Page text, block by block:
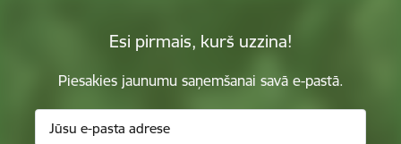
Esi pirmais, kurš uzzina!
Piesakies jaunumu saņemšanai savā e-pastā.